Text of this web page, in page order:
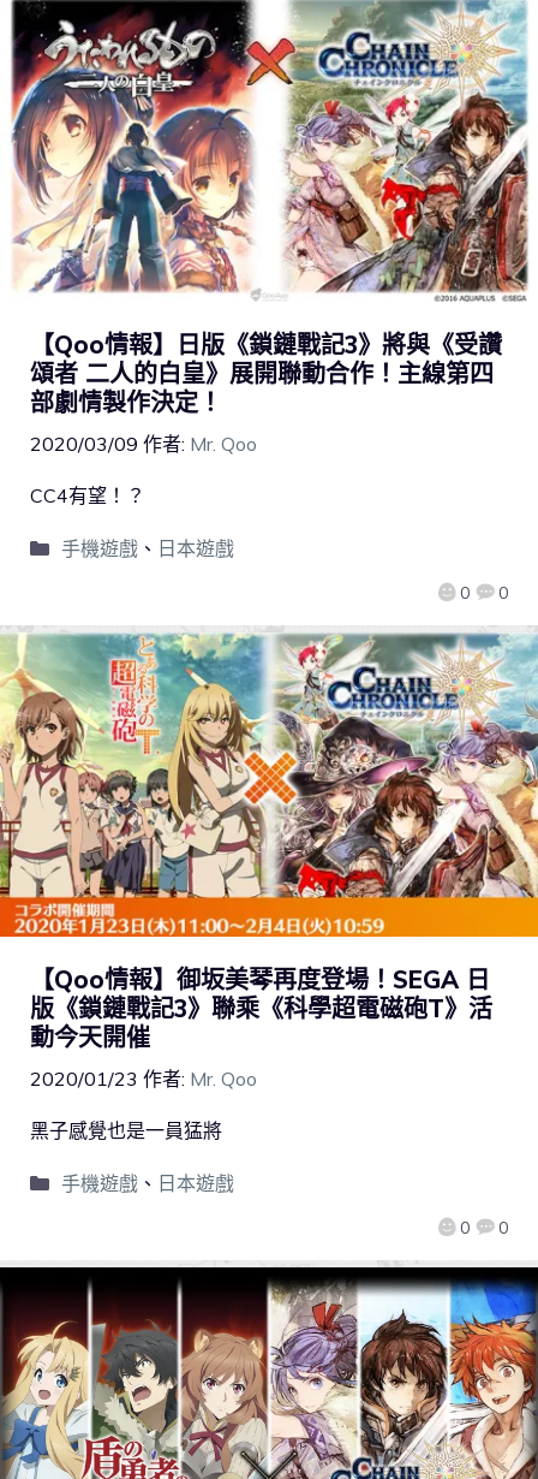
【Qoo情報】日版《鎖鏈戰記3》將與《受讚
頌者 二人的白皇》展開聯動合作！主線第四
部劇情製作決定！
2020/03/09 作者: Mr. Qoo
0 0
CC4有望！？
手機遊戲、 日本遊戲
【Qoo情報】御坂美琴再度登場！SEGA 日
版《鎖鏈戰記3》聯乘《科學超電磁砲T》活
動今天開催
2020/01/23 作者: Mr. Qoo
0 0
黑子感覺也是一員猛將
手機遊戲、 日本遊戲